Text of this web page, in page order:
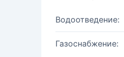
Водоотведение:
Газоснабжение: